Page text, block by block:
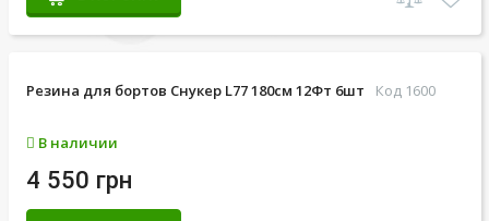
Резина для бортов Снукер L77 180см 12Фт 6шт Код 1600
В наличии
4 550 грн